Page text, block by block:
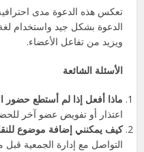
تعكس هذه الدعوة مدى احترافية
الدعوة بشكل جيد واستخدام
ويزيد من تفاعل الأعضاء.
الأسئلة الشائعة
ماذا أفعل إذا لم أستطع حضور
اعتذار أو تفويض عضو آخر
كيف يمكنني إضافة موضوع
التواصل مع إدارة الجمعية